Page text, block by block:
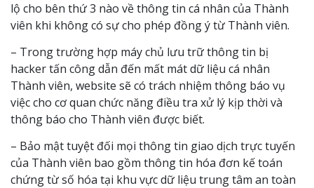
lộ cho bên thứ 3 nào về thông tin cá nhân của Thành
viên khi không có sự cho phép đồng ý từ Thành viên.
– Trong trường hợp máy chủ lưu trữ thông tin bị
hacker tấn công dẫn đến mất mát dữ liệu cá nhân
Thành viên, website sẽ có trách nhiệm thông báo vụ
việc cho cơ quan chức năng điều tra xử lý kịp thời và
thông báo cho Thành viên được biết.
– Bảo mật tuyệt đối mọi thông tin giao dịch trực tuyến
của Thành viên bao gồm thông tin hóa đơn kế toán
chứng từ số hóa tại khu vực dữ liệu trung tâm an toàn